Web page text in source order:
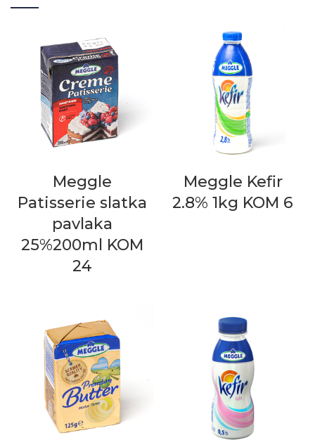
Meggle
Patisserie slatka
pavlaka
25%200ml KOM
24
Meggle Kefir
2.8% 1kg KOM 6